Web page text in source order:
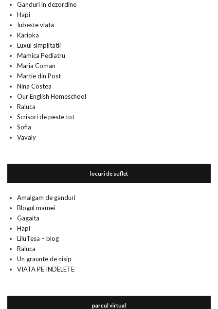
Ganduri in dezordine
Hapi
Iubeste viata
Karioka
Luxul simplitatii
Mamica Pediatru
Maria Coman
Martie din Post
Nina Costea
Our English Homeschool
Raluca
Scrisori de peste tot
Sofia
Vavaly
locuri de suflet
Amalgam de ganduri
Blogul mamei
Gagaita
Hapi
LiluTesa – blog
Raluca
Un graunte de nisip
VIATA PE INDELETE
parcul virtual